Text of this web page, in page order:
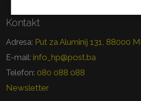
Kontakt
Adresa: Put za Aluminij 131, 88000
E-mail: info_hp@post.ba
Telefon: 080 088 088
Newsletter